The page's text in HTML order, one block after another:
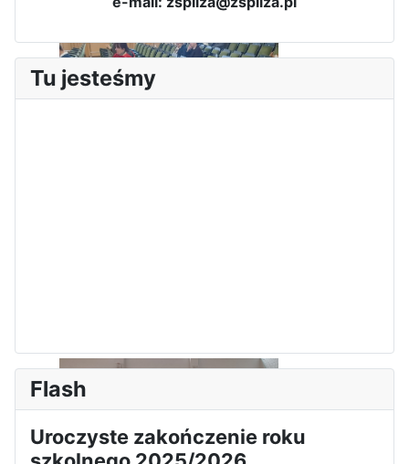
Tu jesteśmy
Flash
Uroczyste zakończenie roku